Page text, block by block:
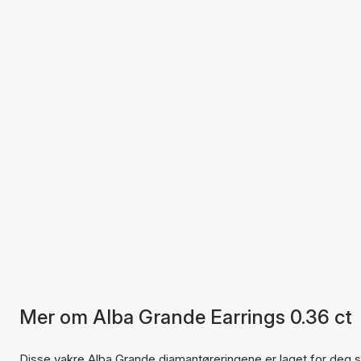
Mer om Alba Grande Earrings 0.36 ct